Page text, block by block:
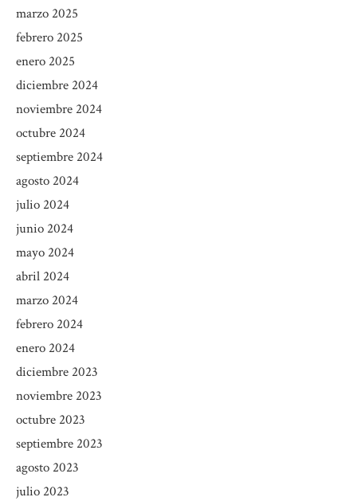
marzo 2025
febrero 2025
enero 2025
diciembre 2024
noviembre 2024
octubre 2024
septiembre 2024
agosto 2024
julio 2024
junio 2024
mayo 2024
abril 2024
marzo 2024
febrero 2024
enero 2024
diciembre 2023
noviembre 2023
octubre 2023
septiembre 2023
agosto 2023
julio 2023